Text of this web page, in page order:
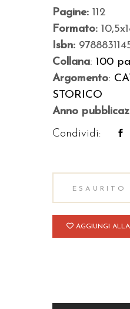
Pagine: 112
Formato:
Isbn:
Collana: 100
Argomento:
STORICO
Anno
Condividi:
ESAURITO
AGGIUNGI